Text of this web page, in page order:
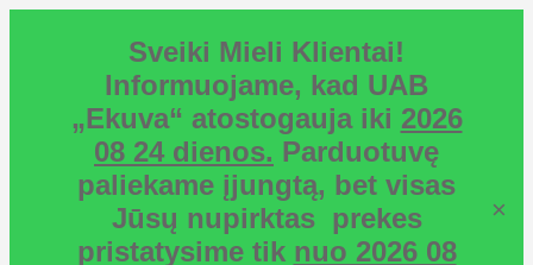
Sveiki Mieli Klientai!
Informuojame, kad UAB
„Ekuva“ atostogauja iki 2026
08 24 dienos. Parduotuvę
paliekame įjungtą, bet visas
Jūsų nupirktas prekes
pristatysime tik nuo 2026 08
×